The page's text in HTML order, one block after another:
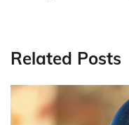
Related Posts